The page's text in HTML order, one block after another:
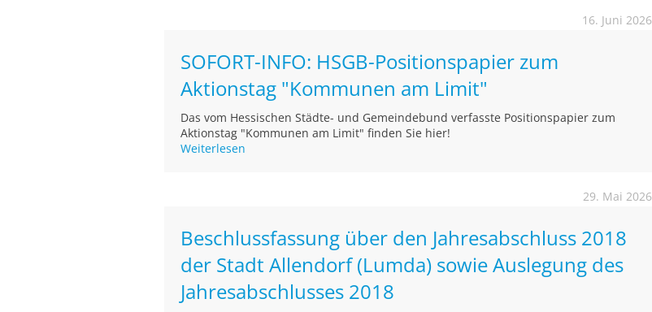
16. Juni 2026
SOFORT-INFO: HSGB-Positionspapier zum
Aktionstag "Kommunen am Limit"
Das vom Hessischen Städte- und Gemeindebund verfasste Positionspapier zum
Aktionstag "Kommunen am Limit" finden Sie hier!
Weiterlesen
29. Mai 2026
Beschlussfassung über den Jahresabschluss 2018
der Stadt Allendorf (Lumda) sowie Auslegung des
Jahresabschlusses 2018